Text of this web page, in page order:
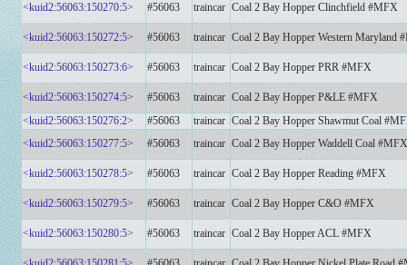
<kuid2:56063:150270:5> #56063 traincar Coal 2 Bay Hopper Clinchfield #MFX
<kuid2:56063:150272:5> #56063 traincar Coal 2 Bay Hopper Western Maryland
<kuid2:56063:150273:6> #56063 traincar Coal 2 Bay Hopper PRR #MFX
<kuid2:56063:150274:5> #56063 traincar Coal 2 Bay Hopper P&LE #MFX
<kuid2:56063:150276:2>
#56063 traincar Coal 2 Bay Hopper Shawmut Coal
<kuid2:56063:150277:5>
#56063 traincar Coal 2 Bay Hopper Waddell Coal #MFX
<kuid2:56063:150278:5> #56063 traincar Coal 2 Bay Hopper Reading #MFX
<kuid2:56063:150279:5> #56063 traincar Coal 2 Bay Hopper C&O #MFX
<kuid2:56063:150280:5> #56063 traincar Coal 2 Bay Hopper ACL #MFX